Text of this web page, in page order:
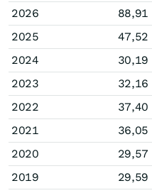
2026
88,91
2025
47,52
2024
30,19
2023
32,16
2022
37,40
2021
36,05
2020
29,57
2019
29,59